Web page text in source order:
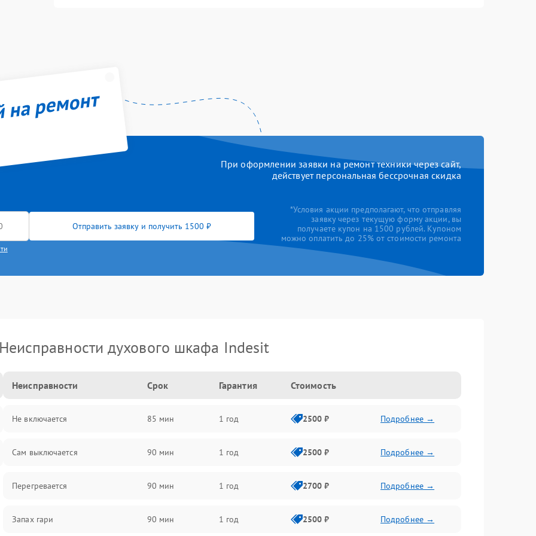
ремонт
При оформлении заявки на ремонт техники через сайт,
действует персональная бессрочная скидка
Отправить заявку и получить 1500 ₽
*Условия акции предполагают, что отправляя
заявку через текущую форму акции, вы
получаете купон на 1500 рублей. Купоном
можно оплатить до 25% от стоимости ремонта
Неисправности духового шкафа Indesit
Неисправности Срок Гарантия Стоимость
Не включается 85 мин 1 год 2500 ₽ Подробнее →
Сам выключается 90 мин 1 год 2500 ₽ Подробнее →
Перегревается 90 мин 1 год 2700 ₽ Подробнее →
Запах гари 90 мин 1 год 2500 ₽ Подробнее →